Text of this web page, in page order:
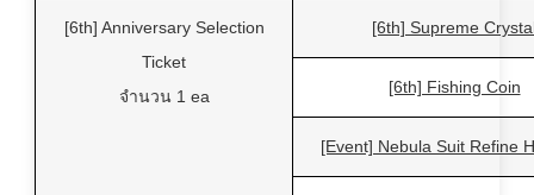
[6th] Anniversary Selection
Ticket
จำนวน 1 ea
[6th] Supreme
[6th] Fishing Coin
[Event] Nebula Suit Refine